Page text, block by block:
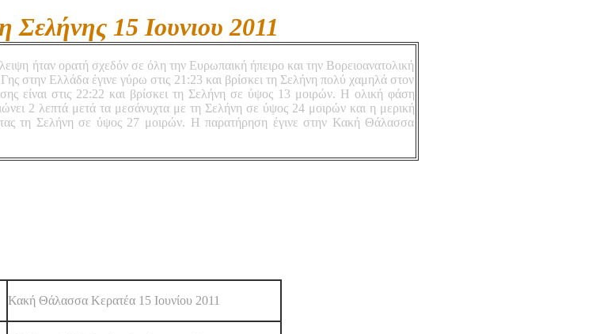
Σελήνης 15 Ιουνιου 2011
ήταν ορατή σχεδόν σε όλη την Ευρωπαική ήπειρο και την Βορειοανατολική
στην Ελλάδα έγινε γύρω στις 21:23 και βρίσκει τη Σελήνη πολύ χαμηλά στον
είναι στις 22:22 και βρίσκει τη Σελήνη σε ύψος 13 μοιρών. Η ολική φάση
2 λεπτά μετά τα μεσάνυχτα με τη Σελήνη σε ύψος 24 μοιρών και η μερική
τη Σελήνη σε ύψος 27 μοιρών. H παρατήρηση έγινε στην Κακή Θάλασσα
Κακή Θάλασσα Κερατέα 15 Ιουνίου 2011